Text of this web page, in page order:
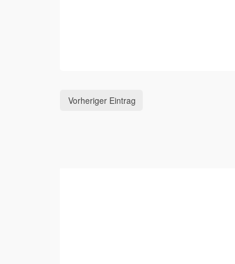
Vorheriger Eintrag